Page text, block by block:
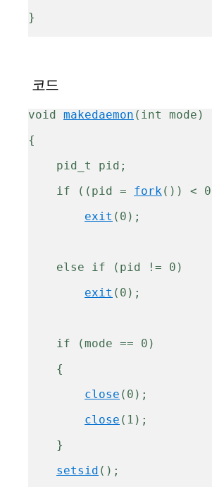
}
코드
void makedaemon (int mode)
{
    pid_t pid;
    if ((pid =
fork()) <
exit (0);
    else if (pid != 0)
exit (0);
    if (mode == 0)
    {
close (0);
close (1);
    }
setsid ();